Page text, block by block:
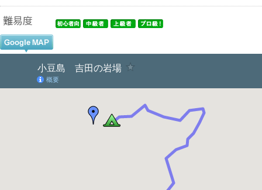
難易度